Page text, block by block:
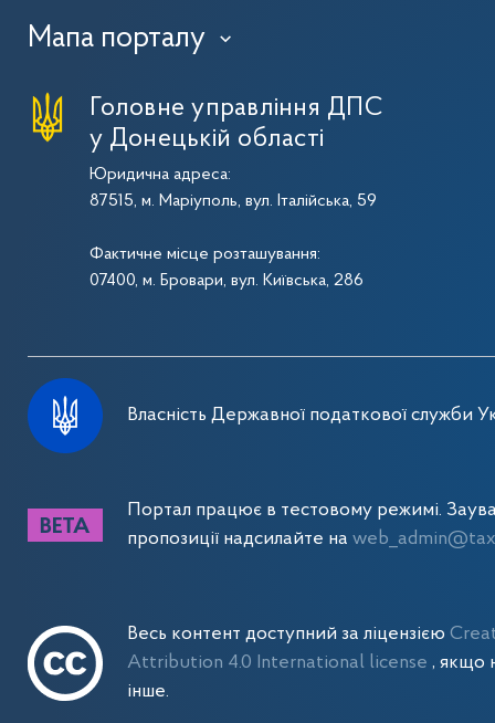
Мапа порталу ›
Головне управління ДПС
у Донецькій області
Юридична адреса:
87515, м. Маріуполь, вул. Італійська, 59
Фактичне місце розташування:
07400, м. Бровари, вул. Київська, 286
Власність Державної податкової служби
Портал працює в тестовому режимі.
пропозиції надсилайте на
Весь контент доступний за ліцензією
Attribution 4.0 International license , якщо
інше.